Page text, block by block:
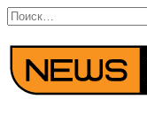
Перейти
к
содержанию
Search
for: